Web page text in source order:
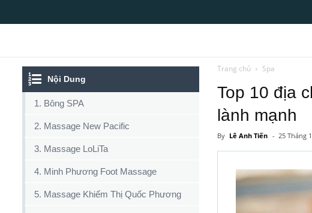
Nội Dung
1. Bông SPA
2. Massage New Pacific
3. Massage LoLiTa
4. Minh Phương Foot Massage
5. Massage Khiếm Thị Quốc Phương
Trang chủ Spa
Top 10 địa
lành mạnh
By Lê Anh Tiến - 25 Tháng